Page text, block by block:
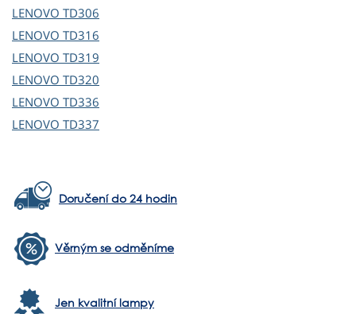
LENOVO TD306
LENOVO TD316
LENOVO TD319
LENOVO TD320
LENOVO TD336
LENOVO TD337
Doručení do 24 hodin
Věrným se odměníme
Jen kvalitní lampy